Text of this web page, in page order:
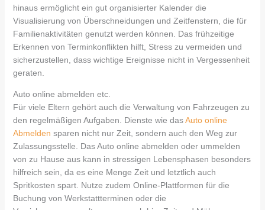
hinaus ermöglicht ein gut organisierter Kalender die
Visualisierung von Überschneidungen und Zeitfenstern, die für
Familienaktivitäten genutzt werden können. Das frühzeitige
Erkennen von Terminkonflikten hilft, Stress zu vermeiden und
sicherzustellen, dass wichtige Ereignisse nicht in Vergessenheit
geraten.
Auto online abmelden etc.
Für viele Eltern gehört auch die Verwaltung von Fahrzeugen zu
den regelmäßigen Aufgaben. Dienste wie dasAuto online
Abmelden sparen nicht nur Zeit, sondern auch den Weg zur
Zulassungsstelle. Das Auto online abmelden oder ummelden
von zu Hause aus kann in stressigen Lebensphasen besonders
hilfreich sein, da es eine Menge Zeit und letztlich auch
Spritkosten spart. Nutze zudem Online-Plattformen für die
Buchung von Werkstattterminen oder die